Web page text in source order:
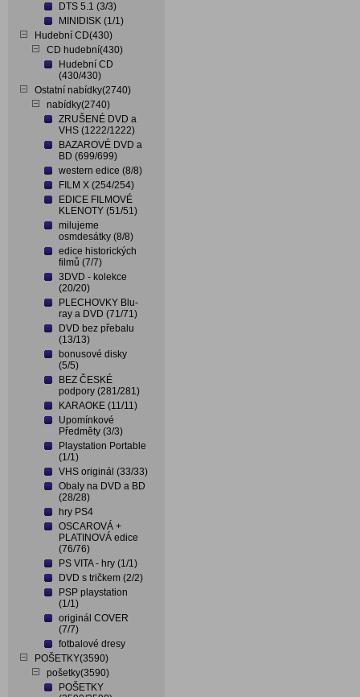
DTS 5.1 (3/3)
MINIDISK (1/1)
Hudební CD(430)
CD hudební(430)
Hudební CD
(430/430)
Ostatní nabídky(2740)
nabídky(2740)
ZRUŠENÉ DVD a
VHS (1222/1222)
BAZAROVÉ DVD a
BD (699/699)
western edice (8/8)
FILM X (254/254)
EDICE FILMOVÉ
KLENOTY (51/51)
milujeme
osmdesátky (8/8)
edice historických
filmů (7/7)
3DVD - kolekce
(20/20)
PLECHOVKY Blu-
ray a DVD (71/71)
DVD bez přebalu
(13/13)
bonusové disky
(5/5)
BEZ ČESKÉ
podpory (281/281)
KARAOKE (11/11)
Upomínkové
Předměty (3/3)
Playstation Portable
(1/1)
VHS originál (33/33)
Obaly na DVD a BD
(28/28)
hry PS4
OSCAROVÁ +
PLATINOVÁ edice
(76/76)
PS VITA - hry (1/1)
DVD s tričkem (2/2)
PSP playstation
(1/1)
originál COVER
(7/7)
fotbalové dresy
POŠETKY(3590)
pošetky(3590)
POŠETKY